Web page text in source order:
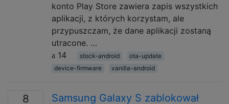
konto Play Store zawiera zapis wszystkich
aplikacji, z których korzystam, ale
przypuszczam, że dane aplikacji zostaną
utracone. …
14
stock-android
ota-update
device-firmware
vanilla-android
8
Samsung Galaxy S zablokował